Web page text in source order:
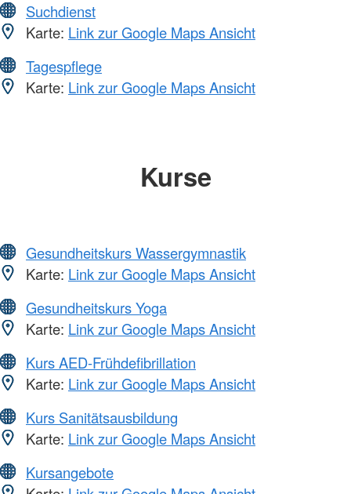
Suchdienst
Karte: Link zur Google Maps Ansicht
Tagespflege
Karte: Link zur Google Maps Ansicht
Kurse
Gesundheitskurs Wassergymnastik
Karte: Link zur Google Maps Ansicht
Gesundheitskurs Yoga
Karte: Link zur Google Maps Ansicht
Kurs AED-Frühdefibrillation
Karte: Link zur Google Maps Ansicht
Kurs Sanitätsausbildung
Karte: Link zur Google Maps Ansicht
Kursangebote